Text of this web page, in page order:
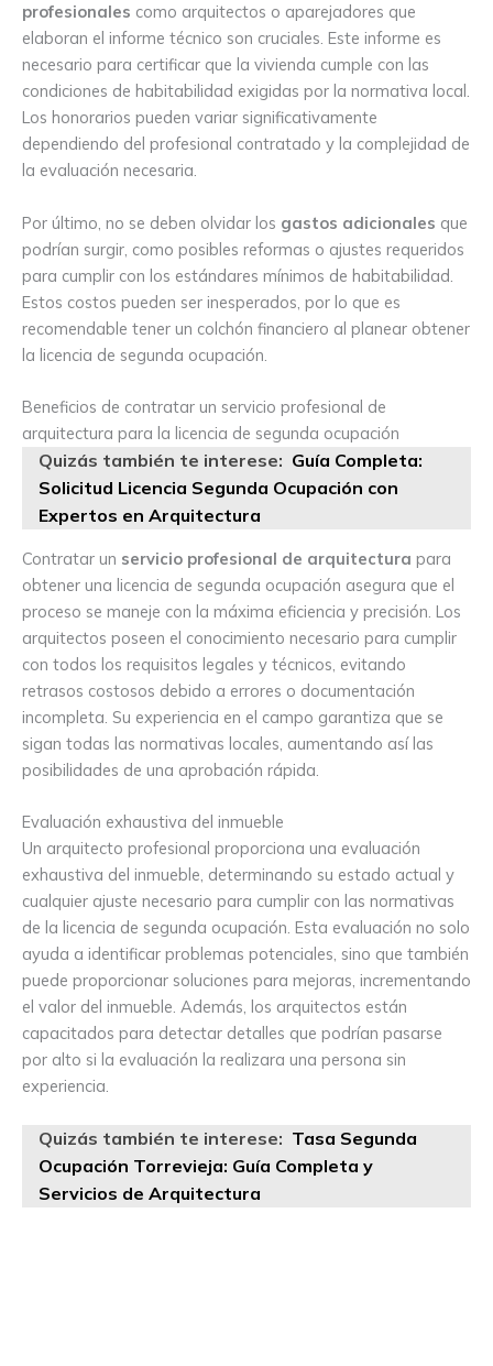
profesionales como arquitectos o aparejadores que
elaboran el informe técnico son cruciales. Este informe es
necesario para certificar que la vivienda cumple con las
condiciones de habitabilidad exigidas por la normativa local.
Los honorarios pueden variar significativamente
dependiendo del profesional contratado y la complejidad de
la evaluación necesaria.
Por último, no se deben olvidar los gastos adicionales que
podrían surgir, como posibles reformas o ajustes requeridos
para cumplir con los estándares mínimos de habitabilidad.
Estos costos pueden ser inesperados, por lo que es
recomendable tener un colchón financiero al planear obtener
la licencia de segunda ocupación.
Beneficios de contratar un servicio profesional de
arquitectura para la licencia de segunda ocupación
Quizás también te interese: Guía Completa:
Solicitud Licencia Segunda Ocupación con
Expertos en Arquitectura
Contratar un servicio profesional de arquitectura para
obtener una licencia de segunda ocupación asegura que el
proceso se maneje con la máxima eficiencia y precisión. Los
arquitectos poseen el conocimiento necesario para cumplir
con todos los requisitos legales y técnicos, evitando
retrasos costosos debido a errores o documentación
incompleta. Su experiencia en el campo garantiza que se
sigan todas las normativas locales, aumentando así las
posibilidades de una aprobación rápida.
Evaluación exhaustiva del inmueble
Un arquitecto profesional proporciona una evaluación
exhaustiva del inmueble, determinando su estado actual y
cualquier ajuste necesario para cumplir con las normativas
de la licencia de segunda ocupación. Esta evaluación no solo
ayuda a identificar problemas potenciales, sino que también
puede proporcionar soluciones para mejoras, incrementando
el valor del inmueble. Además, los arquitectos están
capacitados para detectar detalles que podrían pasarse
por alto si la evaluación la realizara una persona sin
experiencia.
Quizás también te interese: Tasa Segunda
Ocupación Torrevieja: Guía Completa y
Servicios de Arquitectura